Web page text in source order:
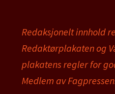
Redaksjonelt innhold
Redaktørplakaten og
plakatens regler for
Medlem av